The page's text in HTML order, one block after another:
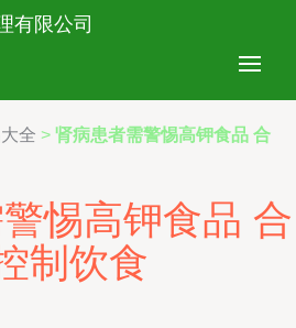
有限公司
全 > 肾病患者需警惕高钾食品 合
惕高钾食品 合
制饮食